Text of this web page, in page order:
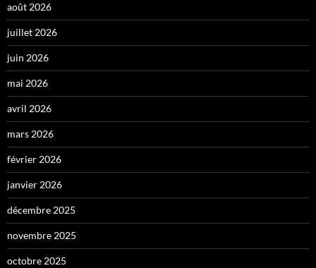
août 2026
juillet 2026
juin 2026
mai 2026
avril 2026
mars 2026
février 2026
janvier 2026
décembre 2025
novembre 2025
octobre 2025